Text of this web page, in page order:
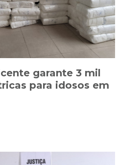
garante 3 mil
para idosos em